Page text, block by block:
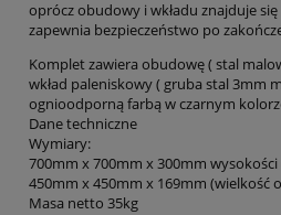
oprócz obudowy i wkładu znajduje
zapewnia bezpieczeństwo po
Komplet zawiera obudowę ( stal
wkład paleniskowy ( gruba stal 3mm
ognioodporną farbą w czarnym
Dane techniczne
Wymiary:
700mm x 700mm x 300mm wysokości
450mm x 450mm x 169mm (wielkość
Masa netto 35kg